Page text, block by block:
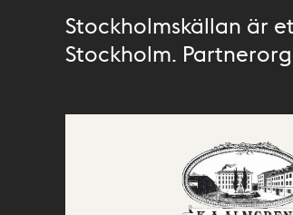
Stockholmskällan är
Stockholm.